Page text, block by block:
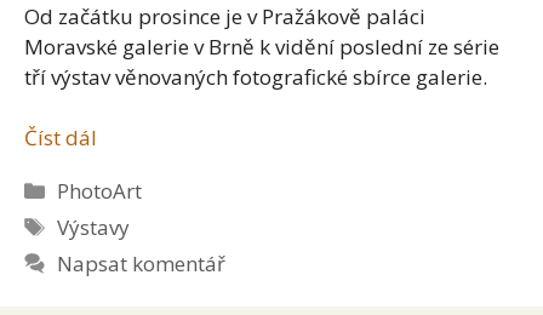
Od začátku prosince je v Pražákově paláci
Moravské galerie v Brně k vidění poslední ze série
tří výstav věnovaných fotografické sbírce galerie.
Číst dál
Rubriky
PhotoArt
Štítky
Výstavy
Napsat komentář